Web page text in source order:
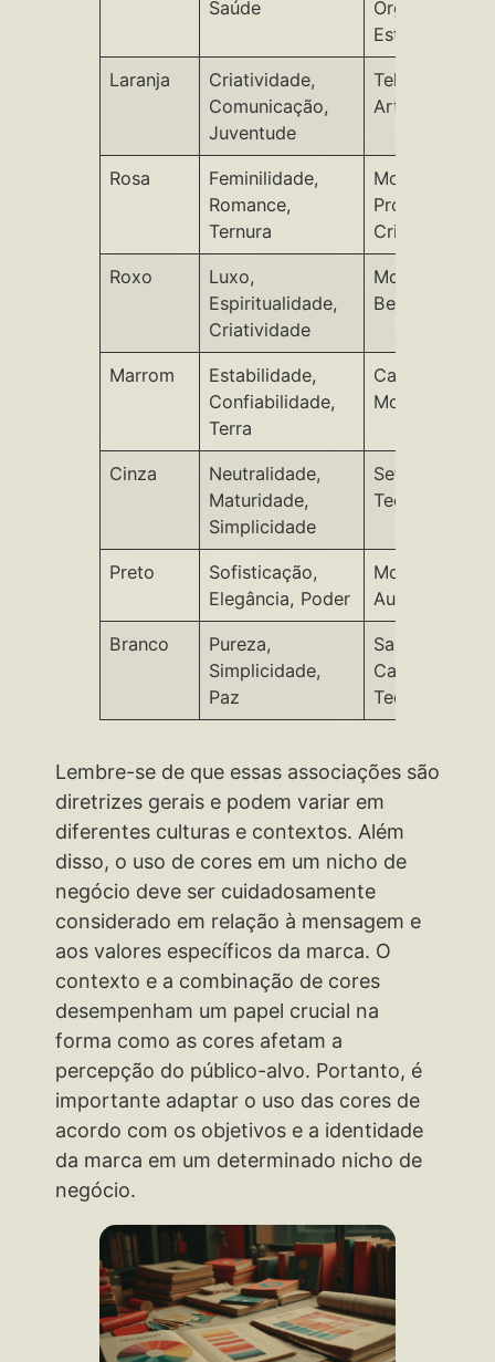
Saúde
Orgânicos,
Estar
Laranja
Criatividade,
Comunicação,
Juventude
Arte,
Rosa
Feminilidade,
Romance,
Ternura
Moda, Beleza,
Produtos para
Crianças
Roxo
Luxo,
Espiritualidade,
Criatividade
Moda de
Bem-Estar,
Marrom
Estabilidade,
Confiabilidade,
Terra
Café,
Mobília
Cinza
Neutralidade,
Maturidade,
Simplicidade
Setor
Tecnologia
Preto
Sofisticação,
Elegância, Poder
Moda de
Automóveis,
Branco
Pureza,
Simplicidade,
Paz
Saúde,
Casamentos,
Tecnologia
Lembre-se de que essas associações são
diretrizes gerais e podem variar em
diferentes culturas e contextos. Além
disso, o uso de cores em um nicho de
negócio deve ser cuidadosamente
considerado em relação à mensagem e
aos valores específicos da marca. O
contexto e a combinação de cores
desempenham um papel crucial na
forma como as cores afetam a
percepção do público-alvo. Portanto, é
importante adaptar o uso das cores de
acordo com os objetivos e a identidade
da marca em um determinado nicho de
negócio.